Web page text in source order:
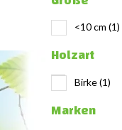
<10 cm (1)
Holzart
Birke(1)
Marken